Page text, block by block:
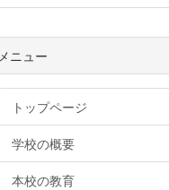
メニュー
トップページ
学校の概要
本校の教育